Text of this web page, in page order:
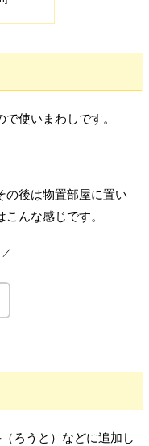
使いまわしです。
の後は物置部屋に置い
んな感じです。
ろうと）などに追加し